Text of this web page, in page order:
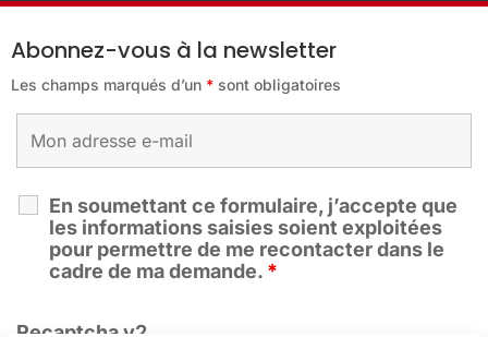
Abonnez-vous à la newsletter
Les champs marqués d’un * sont obligatoires
En soumettant ce formulaire, j’accepte que
les informations saisies soient exploitées
pour permettre de me recontacter dans le
cadre de ma demande. *
Recaptcha v2